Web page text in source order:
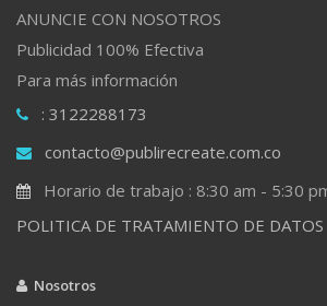
ANUNCIE CON NOSOTROS
Publicidad 100% Efectiva
Para más información
: 3122288173
contacto@publirecreate.com.co
Horario de trabajo : 8:30 am - 5:30
POLITICA DE TRATAMIENTO DE DATOS
Nosotros